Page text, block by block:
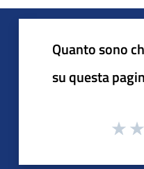
Quanto sono
su questa